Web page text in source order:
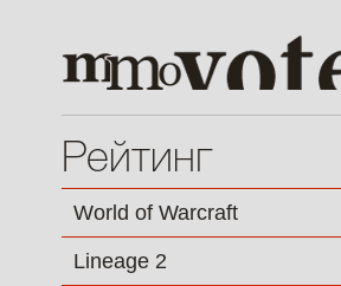
Рейтинг
World of Warcraft
Lineage 2